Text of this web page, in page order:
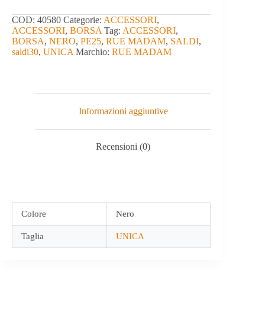
COD: 40580 Categorie: ACCESSORI,
ACCESSORI, BORSA Tag: ACCESSORI,
BORSA, NERO, PE25, RUE MADAM, SALDI,
saldi30, UNICA Marchio: RUE MADAM
Informazioni aggiuntive
Recensioni (0)
Colore Nero
Taglia UNICA